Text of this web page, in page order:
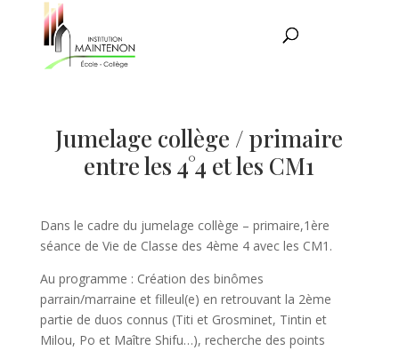
Jumelage collège / primaire
entre les 4°4 et les CM1
Dans le cadre du jumelage collège – primaire,1ère
séance de Vie de Classe des 4ème 4 avec les CM1.
Au programme : Création des binômes
parrain/marraine et filleul(e) en retrouvant la 2ème
partie de duos connus (Titi et Grosminet, Tintin et
Milou, Po et Maître Shifu…), recherche des points